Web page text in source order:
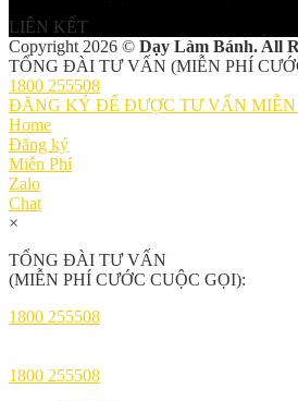
LIÊN KẾT
Copyright 2026 © Dạy Làm Bánh. All
TỔNG ĐÀI TƯ VẤN (MIỄN PHÍ
1800 255508
ĐĂNG KÝ ĐỂ ĐƯỢC TƯ VẤN MIỄN
Home
Đăng ký
Miễn Phí
Zalo
Chat
×
TỔNG ĐÀI TƯ VẤN
(MIỄN PHÍ CƯỚC CUỘC GỌI):
1800 255508
1800 255508